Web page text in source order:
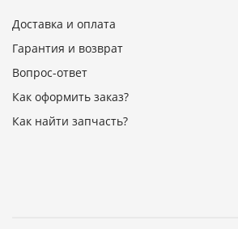
Доставка и оплата
Гарантия и возврат
Вопрос-ответ
Как оформить заказ?
Как найти запчасть?